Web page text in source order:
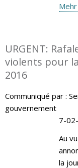
URGENT:
violents pour
2016
Communiqué par :
gouvernement
7-
Au
la